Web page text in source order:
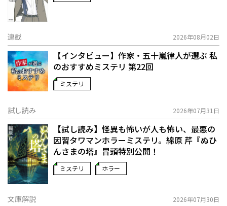
連載 2026年08月02日
【インタビュー】作家・五十嵐律人が選ぶ 私
のおすすめミステリ 第22回
ミステリ
試し読み 2026年07月31日
【試し読み】怪異も怖いが人も怖い、最悪の
因習タワマンホラーミステリ。綿原 芹『ぬひ
んさまの塔』冒頭特別公開！
ミステリ ホラー
文庫解説 2026年07月30日